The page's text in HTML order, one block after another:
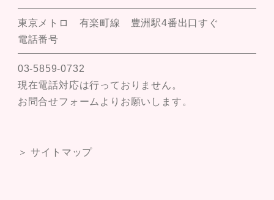
東京メトロ 有楽町線 豊洲駅4番出口すぐ
電話番号
03-5859-0732
現在電話対応は行っておりません。
お問合せフォームよりお願いします。
＞ サイトマップ